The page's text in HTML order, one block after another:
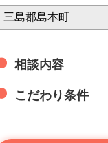
相談内容
こだわり条件